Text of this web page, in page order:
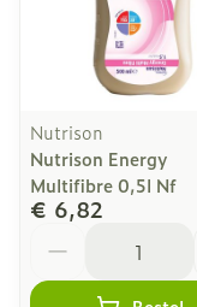
Nutrison
Nutrison Energy
Multifibre 0,5l Nf
€ 6,82